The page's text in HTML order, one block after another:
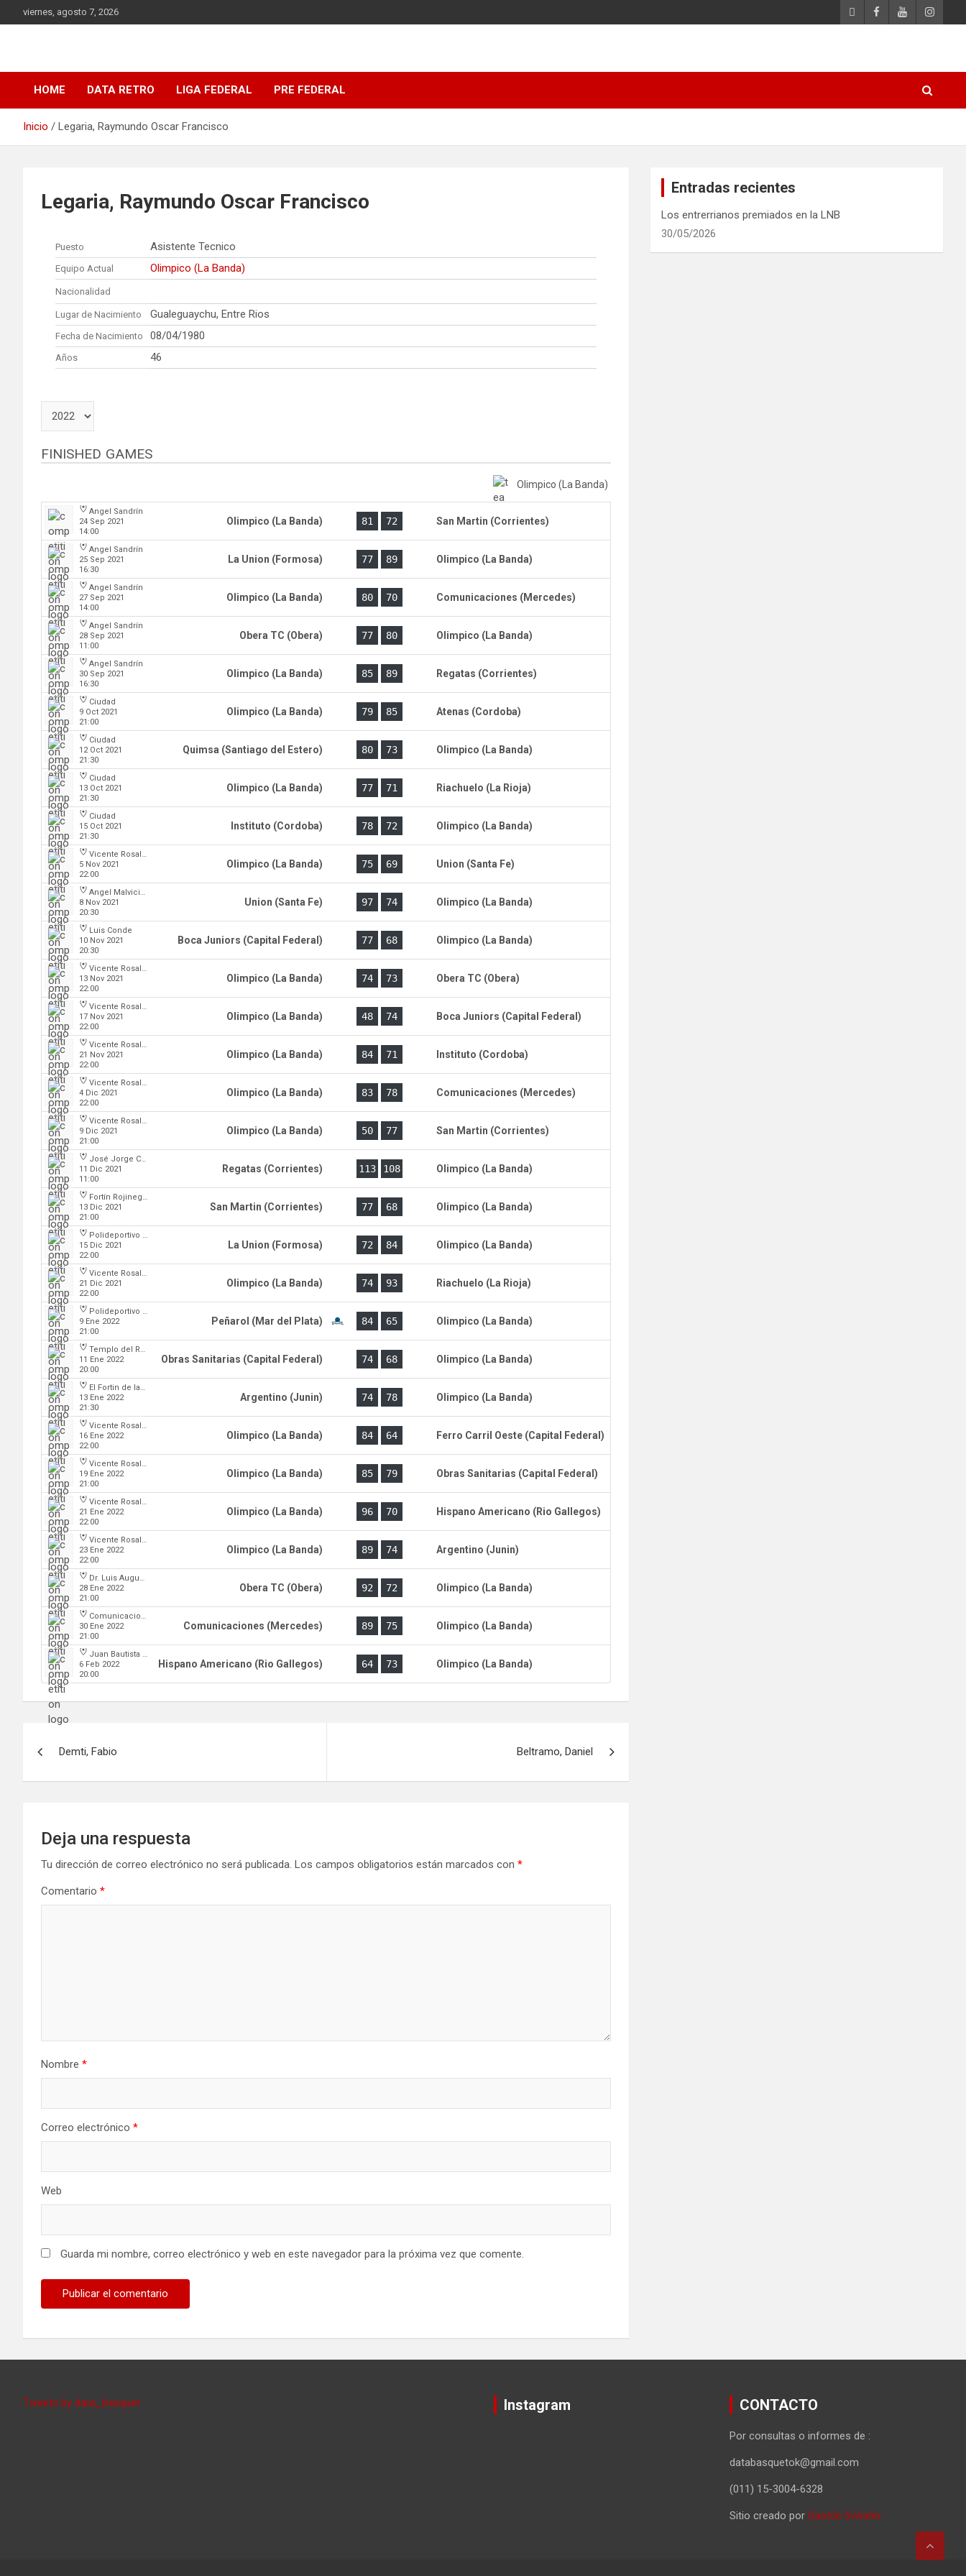
al
viernes, agosto 7, 2026
DATA Basquet
HOME DATA RETRO LIGA FEDERAL PRE FEDERAL
Inicio Legaria, Raymundo Oscar Francisco
Legaria, Raymundo Oscar Francisco
Puesto Asistente Tecnico
Equipo Actual Olimpico (La Banda)
Nacionalidad
Lugar de Nacimiento Gualeguaychu, Entre Rios
Fecha de Nacimiento 08/04/1980
Años 46
FINISHED GAMES
Olimpico (La Banda)
Angel Sandrín
24 Sep 2021
14:00
Olimpico (La Banda) 81 72 San Martin (Corrientes)
Angel Sandrín
25 Sep 2021
16:30
La Union (Formosa) 77 89 Olimpico (La Banda)
Angel Sandrín
27 Sep 2021
14:00
Olimpico (La Banda) 80 70 Comunicaciones (Mercedes)
Angel Sandrín
28 Sep 2021
11:00
Obera TC (Obera) 77 80 Olimpico (La Banda)
Angel Sandrín
30 Sep 2021
16:30
Olimpico (La Banda) 85 89 Regatas (Corrientes)
Ciudad
9 Oct 2021
21:00
Olimpico (La Banda) 79 85 Atenas (Cordoba)
Ciudad
12 Oct 2021
21:30
Quimsa (Santiago del Estero) 80 73 Olimpico (La Banda)
Ciudad
13 Oct 2021
21:30
Olimpico (La Banda) 77 71 Riachuelo (La Rioja)
Ciudad
15 Oct 2021
21:30
Instituto (Cordoba) 78 72 Olimpico (La Banda)
Vicente Rosales
5 Nov 2021
22:00
Olimpico (La Banda) 75 69 Union (Santa Fe)
Angel Malvicino
8 Nov 2021
20:30
Union (Santa Fe) 97 74 Olimpico (La Banda)
Luis Conde
10 Nov 2021
20:30
Boca Juniors (Capital Federal) 77 68 Olimpico (La Banda)
Vicente Rosales
13 Nov 2021
22:00
Olimpico (La Banda) 74 73 Obera TC (Obera)
Vicente Rosales
17 Nov 2021
22:00
Olimpico (La Banda) 48 74 Boca Juniors (Capital Federal)
Vicente Rosales
21 Nov 2021
22:00
Olimpico (La Banda) 84 71 Instituto (Cordoba)
Vicente Rosales
4 Dic 2021
22:00
Olimpico (La Banda) 83 78 Comunicaciones (Mercedes)
Vicente Rosales
9 Dic 2021
21:00
Olimpico (La Banda) 50 77 San Martin (Corrientes)
José Jorge Contte
11 Dic 2021
11:00
Regatas (Corrientes) 113 108 Olimpico (La Banda)
Fortín Rojinegro
13 Dic 2021
21:00
San Martin (Corrientes) 77 68 Olimpico (La Banda)
Polideportivo Cincuentenario
15 Dic 2021
22:00
La Union (Formosa) 72 84 Olimpico (La Banda)
Vicente Rosales
21 Dic 2021
22:00
Olimpico (La Banda) 74 93 Riachuelo (La Rioja)
Polideportivo Islas Malvinas
9 Ene 2022
21:00
Peñarol (Mar del Plata) 84 65 Olimpico (La Banda)
Templo del Rock
11 Ene 2022
20:00
Obras Sanitarias (Capital Federal) 74 68 Olimpico (La Banda)
El Fortin de las Morochas
13 Ene 2022
21:30
Argentino (Junin) 74 78 Olimpico (La Banda)
Vicente Rosales
16 Ene 2022
22:00
Olimpico (La Banda) 84 64 Ferro Carril Oeste (Capital Federal)
Vicente Rosales
19 Ene 2022
21:00
Olimpico (La Banda) 85 79 Obras Sanitarias (Capital Federal)
Vicente Rosales
21 Ene 2022
22:00
Olimpico (La Banda) 96 70 Hispano Americano (Rio Gallegos)
Vicente Rosales
23 Ene 2022
22:00
Olimpico (La Banda) 89 74 Argentino (Junin)
Dr. Luis Augusto Derna
28 Ene 2022
21:00
Obera TC (Obera) 92 72 Olimpico (La Banda)
Comunicaciones
30 Ene 2022
21:00
Comunicaciones (Mercedes) 89 75 Olimpico (La Banda)
Juan Bautista Rocha
6 Feb 2022
20:00
Hispano Americano (Rio Gallegos) 64 73 Olimpico (La Banda)
Demti, Fabio Beltramo, Daniel
Deja una respuesta
Tu dirección de correo electrónico no será publicada. Los campos obligatorios están marcados con *
Comentario *
Nombre *
Correo electrónico *
Web
Guarda mi nombre, correo electrónico y web en este navegador para la próxima vez que comente.
Entradas recientes
Los entrerrianos premiados en la LNB
30/05/2026
Tweets by data_basquet Instagram CONTACTO
Por consultas o informes de :
databasquetok@gmail.com
(011) 15-3004-6328
Sitio creado por Gastón Schafer